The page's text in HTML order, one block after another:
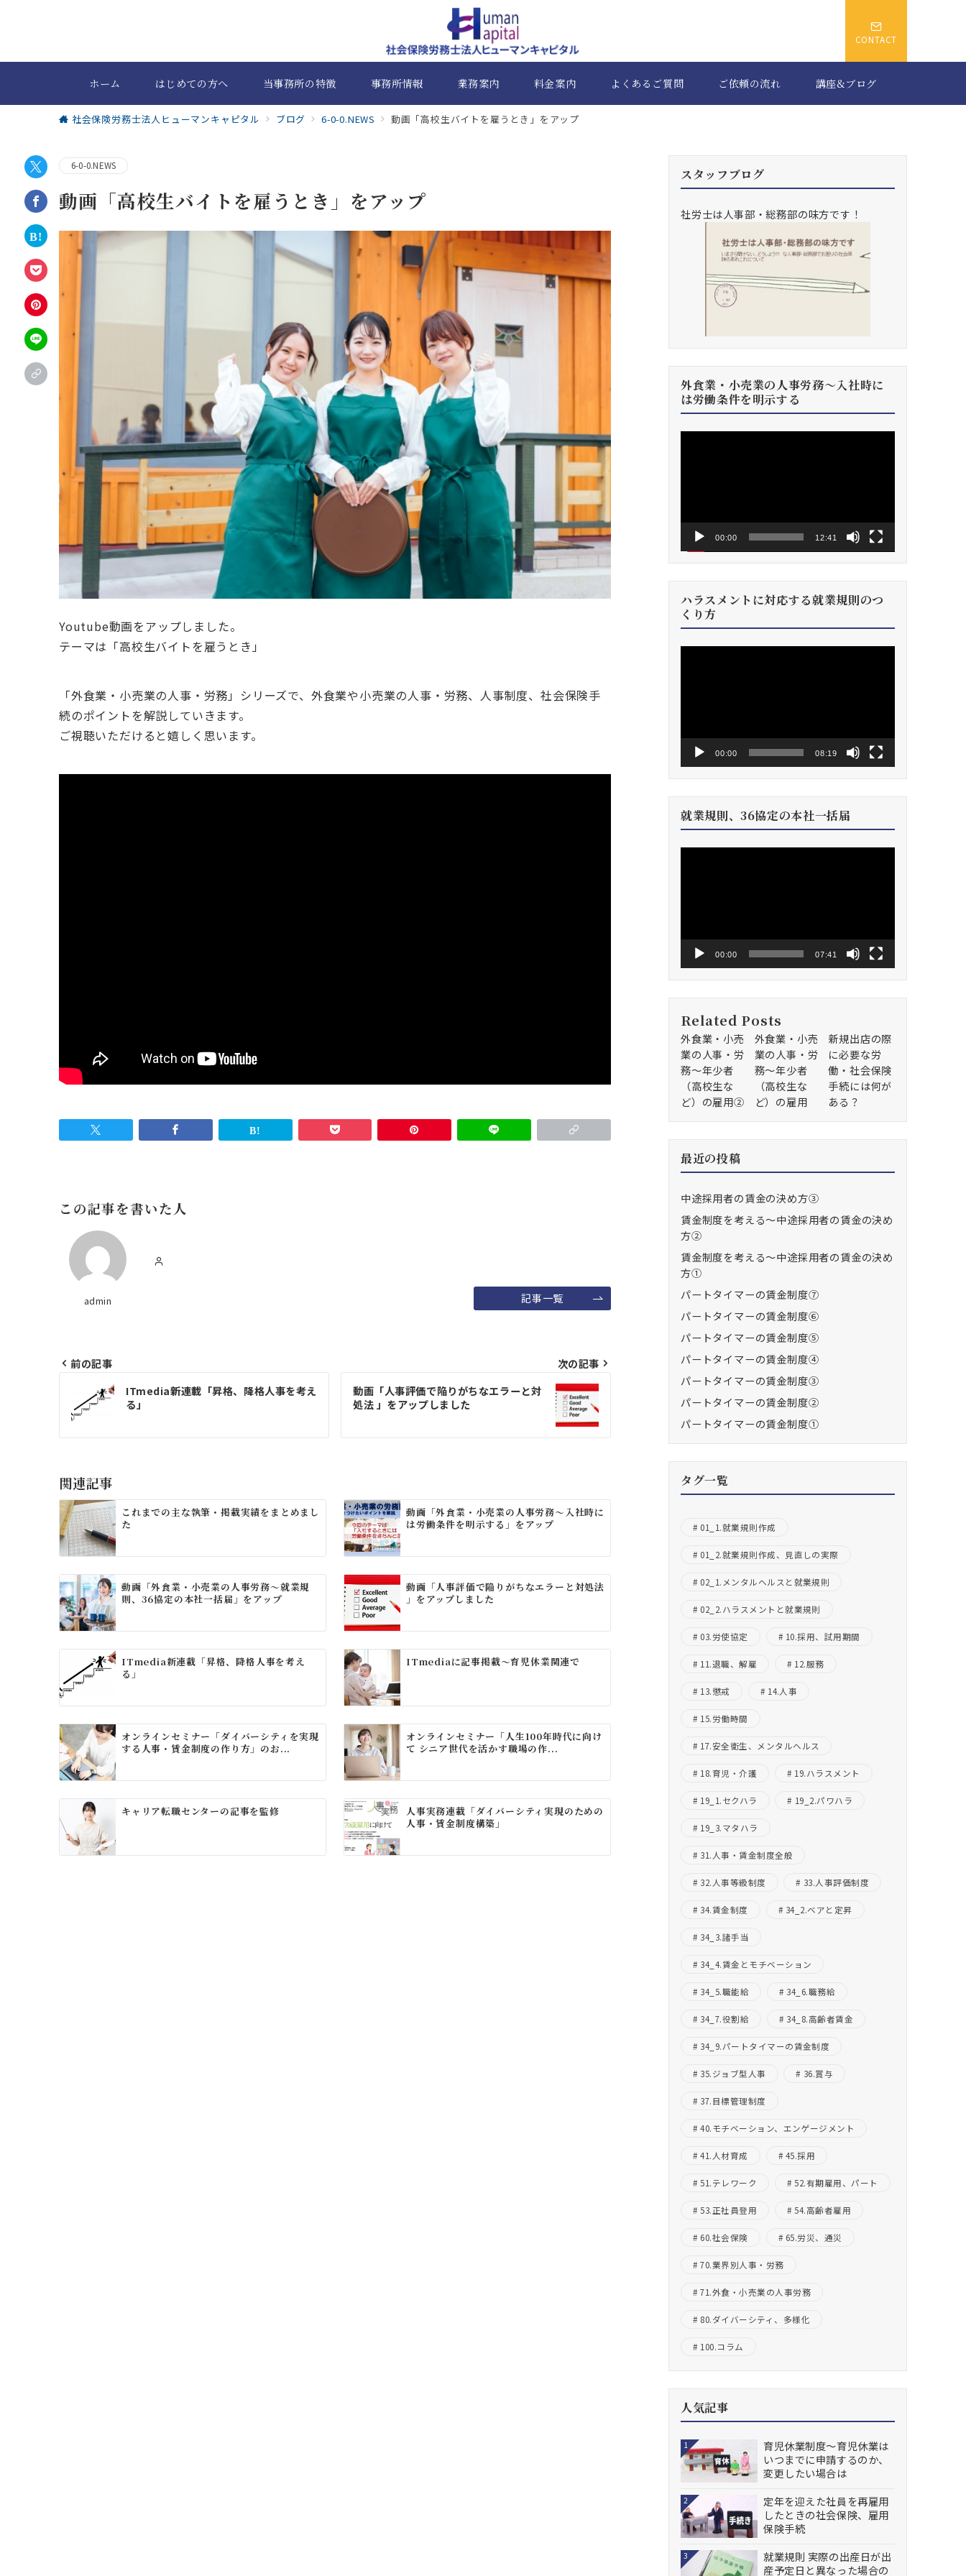
CONTACT
ホーム はじめての方へ 当事務所の特徴 事務所情報 業務案内 料金案内 よくあるご質問 ご依頼の流れ 講座&ブログ
社会保険労務士法人ヒューマンキャピタル ブログ 6-0-0.NEWS 動画「高校生バイトを雇うとき」をアップ
6-0-0.NEWS
動画「高校生バイトを雇うとき」をアップ
Youtube動画をアップしました。
テーマは「高校生バイトを雇うとき」
「外食業・小売業の人事・労務」シリーズで、外食業や小売業の人事・労務、人事制度、社会保険手
続のポイントを解説していきます。
ご視聴いただけると嬉しく思います。
この記事を書いた人
admin 記事一覧
稿
ナ
ゲ
ー
シ
ョ
ン
前の記事
ITmedia新連載「昇格、降格人事を考え
る」
次の記事
動画「人事評価で陥りがちなエラーと対
処法 」をアップしました
関連記事
これまでの主な執筆・掲載実績をまとめまし
た
動画「外食業・小売業の人事労務～入社時に
は労働条件を明示する」をアップ
動画「外食業・小売業の人事労務～就業規
則、36協定の本社一括届」をアップ
動画「人事評価で陥りがちなエラーと対処法
」をアップしました
ITmedia新連載「昇格、降格人事を考え
る」
ITmediaに記事掲載～育児休業関連で
オンラインセミナー「ダイバーシティを実現
する人事・賃金制度の作り方」のお...
オンラインセミナー「人生100年時代に向け
て シニア世代を活かす職場の作...
キャリア転職センターの記事を監修
人事実務連載「ダイバーシティ実現のための
人事・賃金制度構築」
スタッフブログ
社労士は人事部・総務部の味方です！
外食業・小売業の人事労務～入社時に
は労働条件を明示する
00:00 12:41
ハラスメントに対応する就業規則のつ
くり方
00:00 08:19
就業規則、36協定の本社一括届
00:00 07:41
Related Posts
外食業・小売
業の人事・労
務～年少者
（高校生な
ど）の雇用②
外食業・小売
業の人事・労
務～年少者
（高校生な
ど）の雇用
新規出店の際
に必要な労
働・社会保険
手続には何が
ある？
最近の投稿
中途採用者の賃金の決め方③
賃金制度を考える～中途採用者の賃金の決め
方②
賃金制度を考える～中途採用者の賃金の決め
方①
パートタイマーの賃金制度⑦
パートタイマーの賃金制度⑥
パートタイマーの賃金制度⑤
パートタイマーの賃金制度④
パートタイマーの賃金制度③
パートタイマーの賃金制度②
パートタイマーの賃金制度①
タグ一覧
01_1.就業規則作成
01_2.就業規則作成、見直しの実際
02_1.メンタルヘルスと就業規則
02_2.ハラスメントと就業規則
03.労使協定 10.採用、試用期間
11.退職、解雇 12.服務
13.懲戒 14.人事
15.労働時間
17.安全衛生、メンタルヘルス
18.育児・介護 19.ハラスメント
19_1.セクハラ 19_2.パワハラ
19_3.マタハラ
31.人事・賃金制度全般
32.人事等級制度 33.人事評価制度
34.賃金制度 34_2.ベアと定昇
34_3.諸手当
34_4.賃金とモチベーション
34_5.職能給 34_6.職務給
34_7.役割給 34_8.高齢者賃金
34_9.パートタイマーの賃金制度
35.ジョブ型人事 36.賞与
37.目標管理制度
40.モチベーション、エンゲージメント
41.人材育成 45.採用
51.テレワーク 52.有期雇用、パート
53.正社員登用 54.高齢者雇用
60.社会保険 65.労災、通災
70.業界別人事・労務
71.外食・小売業の人事労務
80.ダイバーシティ、多様化
100.コラム
人気記事
1
育児休業制度～育児休業は
いつまでに申請するのか、
変更したい場合は
2
定年を迎えた社員を再雇用
したときの社会保険、雇用
保険手続
3
就業規則 実際の出産日が出
産予定日と異なった場合の